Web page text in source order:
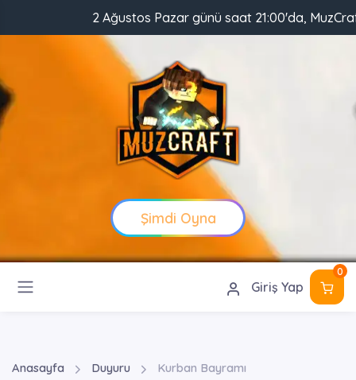
2 Ağustos Pazar günü saat 21:00'da, MuzCraft
Şimdi Oyna
Giriş Yap
0
Anasayfa Duyuru Kurban Bayramı